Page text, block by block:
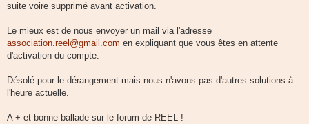
suite voire supprimé avant activation.
Le mieux est de nous envoyer un mail via l'adresse
association.reel@gmail.com en expliquant que vous êtes en attente
d'activation du compte.
Désolé pour le dérangement mais nous n'avons pas d'autres solutions à
l'heure actuelle.
A + et bonne ballade sur le forum de REEL !